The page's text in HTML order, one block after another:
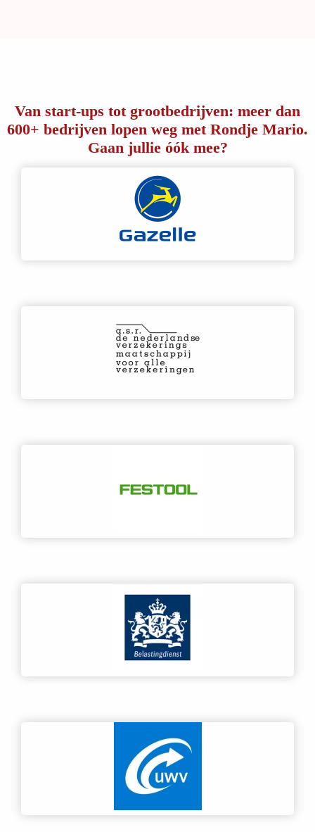
Van start-ups tot grootbedrijven: meer dan
600+ bedrijven lopen weg met Rondje Mario.
Gaan jullie óók mee?